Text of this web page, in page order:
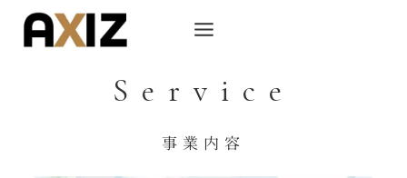
Service
事業内容